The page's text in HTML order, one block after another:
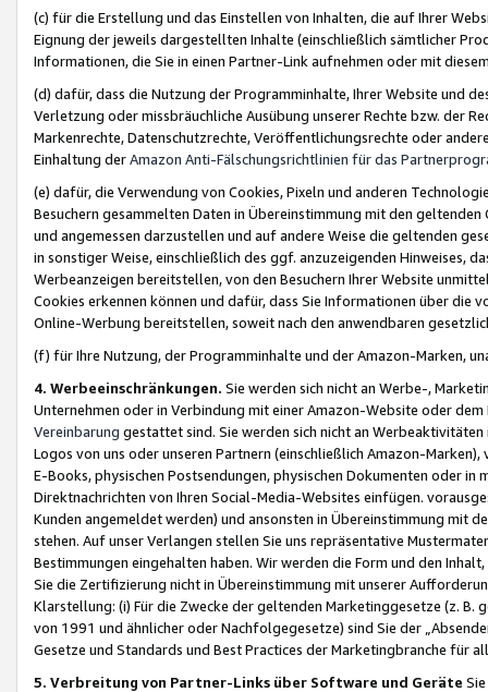
(c) für die Erstellung und das Einstellen von Inhalten, die auf Ihrer
Eignung der jeweils dargestellten Inhalte (einschließlich sämtlicher
Informationen, die Sie in einen Partner-Link aufnehmen oder mit
(d) dafür, dass die Nutzung der Programminhalte, Ihrer Website und
Verletzung oder missbräuchliche Ausübung unserer Rechte bzw. der
Markenrechte, Datenschutzrechte, Veröffentlichungsrechte oder
Einhaltung derAmazon Anti-Fälschungsrichtlinien für das
(e) dafür, die Verwendung von Cookies, Pixeln und anderen
Besuchern gesammelten Daten in Übereinstimmung mit den
und angemessen darzustellen und auf andere Weise die geltenden
in sonstiger Weise, einschließlich des ggf. anzuzeigenden Hinweises,
Werbeanzeigen bereitstellen, von den Besuchern Ihrer Website
Cookies erkennen können und dafür, dass Sie Informationen über die
Online-Werbung bereitstellen, soweit nach den anwendbaren
(f) für Ihre Nutzung, der Programminhalte und der Amazon-Marken,
4. Werbeeinschränkungen. Sie werden sich nicht an Werbe-,
Unternehmen oder in Verbindung mit einer Amazon-Website oder
Vereinbarung gestattet sind. Sie werden sich nicht an
Logos von uns oder unseren Partnern (einschließlich Amazon-
E-Books, physischen Postsendungen, physischen Dokumenten oder in
Direktnachrichten von Ihren Social-Media-Websites einfügen.
Kunden angemeldet werden) und ansonsten in Übereinstimmung mit
stehen. Auf unser Verlangen stellen Sie uns repräsentative
Bestimmungen eingehalten haben. Wir werden die Form und den
Sie die Zertifizierung nicht in Übereinstimmung mit unserer
Klarstellung: (i) Für die Zwecke der geltenden Marketinggesetze (z. B.
von 1991 und ähnlicher oder Nachfolgegesetze) sind Sie der
Gesetze und Standards und Best Practices der Marketingbranche für
5. Verbreitung von Partner-Links über Software und Geräte